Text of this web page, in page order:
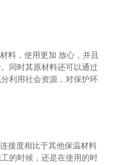
，使用更加 放心，并且
。同时其原材料还可以通过
分利用社会资源，对保护环
接度相比于其他保温材料
的时候，还是在使用的时